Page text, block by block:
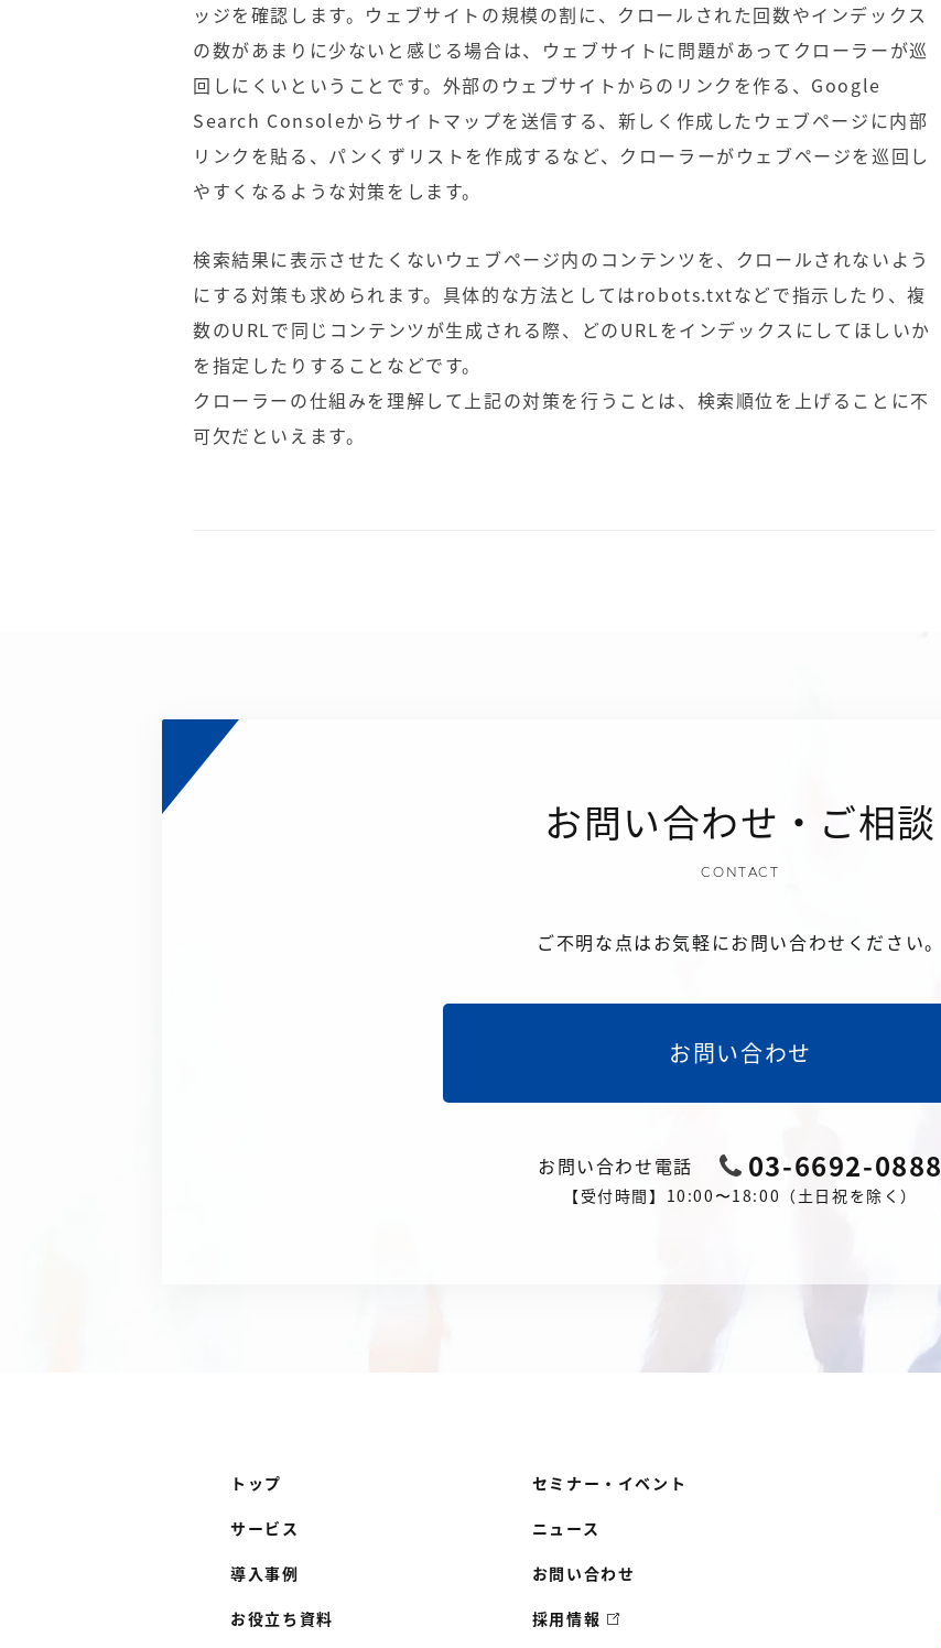
ッジを確認します。ウェブサイトの規模の割に、クロールされた回数やインデックス
の数があまりに少ないと感じる場合は、ウェブサイトに問題があってクローラーが巡
回しにくいということです。外部のウェブサイトからのリンクを作る、Google
Search Consoleからサイトマップを送信する、新しく作成したウェブページに内部
リンクを貼る、パンくずリストを作成するなど、クローラーがウェブページを巡回し
やすくなるような対策をします。
検索結果に表示させたくないウェブページ内のコンテンツを、クロールされないよう
にする対策も求められます。具体的な方法としてはrobots.txtなどで指示したり、複
数のURLで同じコンテンツが生成される際、どのURLをインデックスにしてほしいか
を指定したりすることなどです。
クローラーの仕組みを理解して上記の対策を行うことは、検索順位を上げることに不
可欠だといえます。
お問い合わせ・ご相談
CONTACT
ご不明な点はお気軽にお問い合わせください。
お問い合わせ
お問い合わせ電話 03-6692-0888
【受付時間】10:00〜18:00（土日祝を除く）
トップ
サービス
導入事例
お役立ち資料
セミナー・イベント
ニュース
お問い合わせ
採用情報